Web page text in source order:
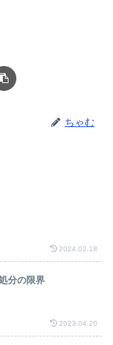
ちゃむ
2024.02.18
分の限界
2023.04.20